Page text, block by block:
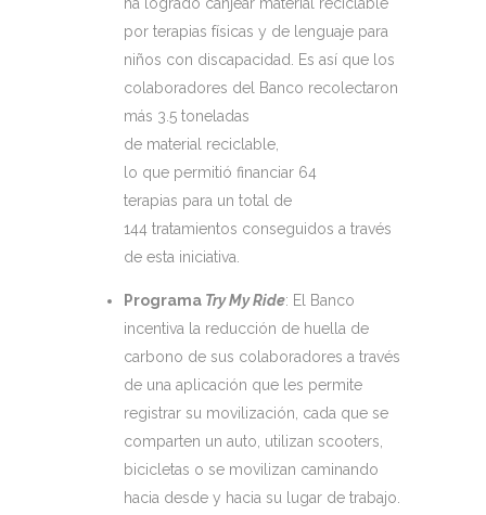
por terapias físicas y de lenguaje para
niños con discapacidad. Es así que los
colaboradores del Banco recolectaron
más 3.5 toneladas
de material reciclable,
lo que permitió financiar 64
terapias para un total de
144 tratamientos conseguidos a través
de esta iniciativa.
Programa Try My Ride: El Banco
incentiva la reducción de huella de
carbono de sus colaboradores a través
de una aplicación que les permite
registrar su movilización, cada que se
comparten un auto, utilizan scooters,
bicicletas o se movilizan caminando
hacia desde y hacia su lugar de trabajo.